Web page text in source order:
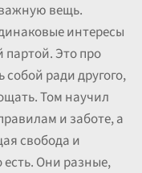
вещь.
интересы
партой. Это про
собой ради другого,
Том научил
и заботе, а
свобода и
есть. Они разные,